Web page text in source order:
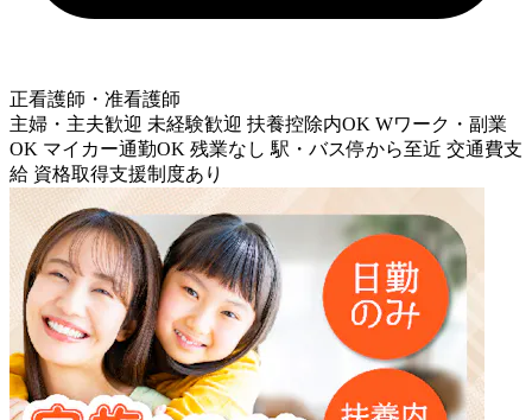
正看護師・准看護師
主婦・主夫歓迎 未経験歓迎 扶養控除内OK Wワーク・副業
OK マイカー通勤OK 残業なし 駅・バス停から至近 交通費支
給 資格取得支援制度あり